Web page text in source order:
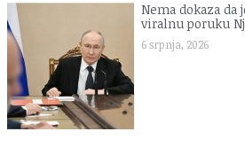
Nema dokaza
viralnu poruku
6 srpnja, 2026